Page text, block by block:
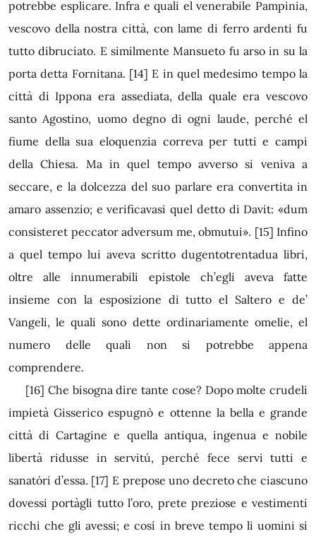
potrebbe esplicare. Infra e quali el venerabile Pampinia,
vescovo della nostra città, con lame di ferro ardenti fu
tutto dibruciato. E similmente Mansueto fu arso in su la
porta detta Fornitana. [14] E in quel medesimo tempo la
città di Ippona era assediata, della quale era vescovo
santo Agostino, uomo degno di ogni laude, perché el
fiume della sua eloquenzia correva per tutti e campi
della Chiesa. Ma in quel tempo avverso si veniva a
seccare, e la dolcezza del suo parlare era convertita in
amaro assenzio; e verificavasi quel detto di Davit: «dum
consisteret peccator adversum me, obmutui». [15] Infino
a quel tempo lui aveva scritto dugentotrentadua libri,
oltre alle innumerabili epistole ch’egli aveva fatte
insieme con la esposizione di tutto el Saltero e de’
Vangeli, le quali sono dette ordinariamente omelie, el
numero delle quali non si potrebbe appena
comprendere.
[16] Che bisogna dire tante cose? Dopo molte crudeli
impietà Gisserico espugnò e ottenne la bella e grande
città di Cartagine e quella antiqua, ingenua e nobile
libertà ridusse in servitú, perché fece servi tutti e
sanatóri d’essa. [17] E prepose uno decreto che ciascuno
dovessi portàgli tutto l’oro, prete preziose e vestimenti
ricchi che gli avessi; e cosí in breve tempo li uomini si